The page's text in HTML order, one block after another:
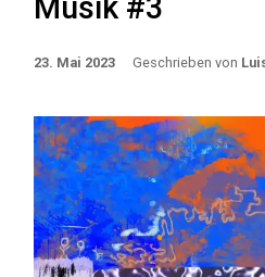
Musik #3
23. Mai 2023 Geschrieben von